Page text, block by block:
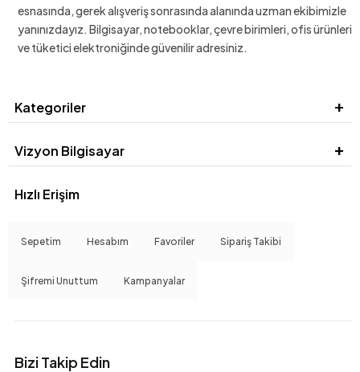
esnasında, gerek alışveriş sonrasında alanında uzman ekibimizle
yanınızdayız. Bilgisayar, notebooklar, çevre birimleri, ofis ürünleri
ve tüketici elektroniğinde güvenilir adresiniz.
Kategoriler
Vizyon Bilgisayar
Hızlı Erişim
Sepetim Hesabım Favoriler Sipariş Takibi
Şifremi Unuttum Kampanyalar
Bizi Takip Edin